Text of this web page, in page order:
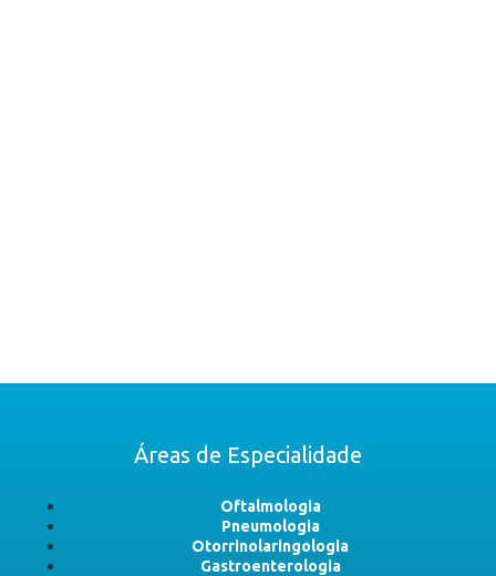
Áreas de Especialidade
Oftalmologia
Pneumologia
Otorrinolaringologia
Gastroenterologia